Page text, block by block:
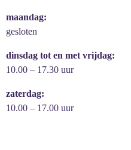
maandag:
gesloten
dinsdag tot en met vrijdag:
10.00 – 17.30 uur
zaterdag:
10.00 – 17.00 uur